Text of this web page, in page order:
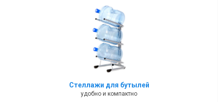
Стеллажи для бутылей
удобно и компактно